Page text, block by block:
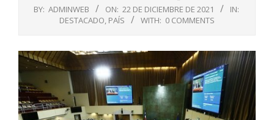
BY: ADMINWEB ON: 22 DE DICIEMBRE DE 2021
IN:
DESTACADO, PAÍS WITH: 0 COMMENTS